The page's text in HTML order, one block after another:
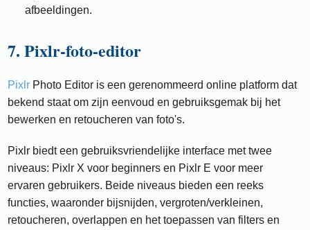
afbeeldingen.
7. Pixlr-foto-editor
Pixlr Photo Editor is een gerenommeerd online platform dat
bekend staat om zijn eenvoud en gebruiksgemak bij het
bewerken en retoucheren van foto's.
Pixlr biedt een gebruiksvriendelijke interface met twee
niveaus: Pixlr X voor beginners en Pixlr E voor meer
ervaren gebruikers. Beide niveaus bieden een reeks
functies, waaronder bijsnijden, vergroten/verkleinen,
retoucheren, overlappen en het toepassen van filters en